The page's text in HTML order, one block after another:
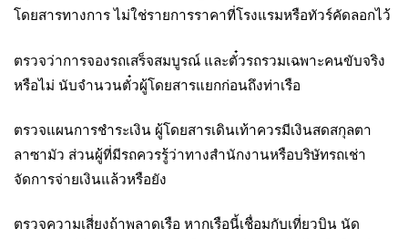
โดยสารทางการ ไม่ใช่รายการราคาที่โรงแรมหรือทัวร์คัดลอกไว้
ตรวจว่าการจองรถเสร็จสมบูรณ์ และตั๋วรถรวมเฉพาะคนขับจริง
หรือไม่ นับจำนวนตั๋วผู้โดยสารแยกก่อนถึงท่าเรือ
ตรวจแผนการชำระเงิน ผู้โดยสารเดินเท้าควรมีเงินสดสกุลตา
ลาซามัว ส่วนผู้ที่มีรถควรรู้ว่าทางสำนักงานหรือบริษัทรถเช่า
จัดการจ่ายเงินแล้วหรือยัง
ตรวจความเสี่ยงถ้าพลาดเรือ หากเรือนี้เชื่อมกับเที่ยวบิน นัด